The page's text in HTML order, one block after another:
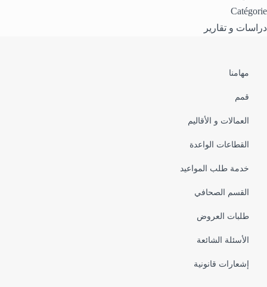
Catégorie
دراسات و تقارير
Pied
de
page
مهامنا
قمم
العمالات و الأقاليم
القطاعات الواعدة
خدمة طلب المواعيد
القسم الصحافي
طلبات العروض
الأسئلة الشائعة
إشعارات قانونية